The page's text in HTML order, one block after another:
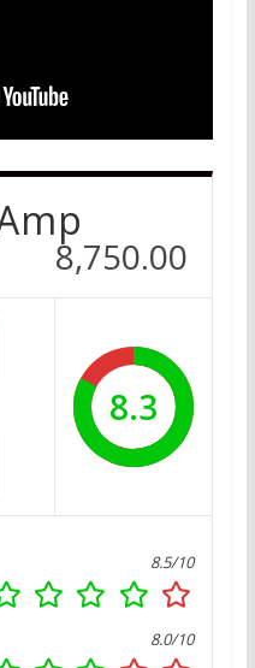
8,750.00
8.3
8.5/10
8.0/10